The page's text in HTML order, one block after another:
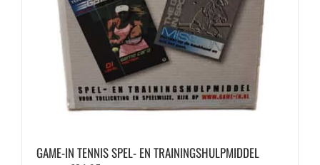
GAME-IN TENNIS SPEL- EN TRAININGSHULPMIDDEL